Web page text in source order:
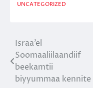
UNCATEGORIZED
Post
navigation
Israa’el
Soomaaliilaandiif
beekamtii
biyyummaa kennite